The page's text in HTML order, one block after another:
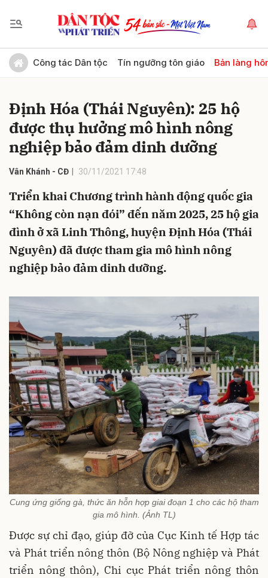
Công tác Dân tộc Tín ngưỡng tôn giáo Bản làng
Định Hóa (Thái Nguyên): 25 hộ
được thụ hưởng mô hình nông
nghiệp bảo đảm dinh dưỡng
Vân Khánh - CĐ 30/11/2021 17:48
Triển khai Chương trình hành động quốc gia
“Không còn nạn đói” đến năm 2025, 25 hộ gia
đình ở xã Linh Thông, huyện Định Hóa (Thái
Nguyên) đã được tham gia mô hình nông
nghiệp bảo đảm dinh dưỡng.
Cung ứng giống gà, thức ăn hỗn hợp giai đoạn 1 cho các hộ tham
gia mô hình. (Ảnh TL)
Được sự chỉ đạo, giúp đỡ của Cục Kinh tế Hợp tác
và Phát triển nông thôn (Bộ Nông nghiệp và Phát
triển nông thôn), Chi cục Phát triển nông thôn
Gửi bình luận